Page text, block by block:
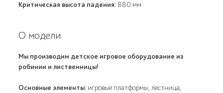
Критическая высота падения: 880 мм
О модели
Мы производим детское игровое оборудование из
робинии и лиственницы!
Основные элементы: игровые платформы, лестница,